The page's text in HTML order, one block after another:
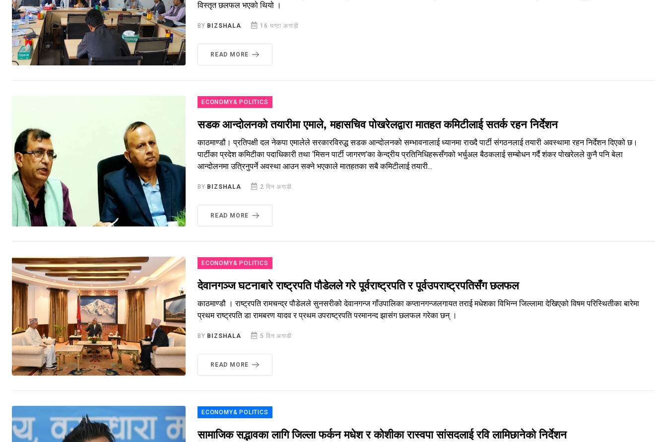
विस्तृत छलफल भएको थियो ।
BY BIZSHALA 16 घण्टा अगाडी
READ MORE
ECONOMY& POLITICS
सडक आन्दोलनको तयारीमा एमाले, महासचिव पोखरेलद्वारा मातहत कमिटीलाई सतर्क रहन निर्देशन
काठमाण्डौ। प्रतिपक्षी दल नेकपा एमालेले सरकारविरुद्ध सडक आन्दोलनको सम्भावनालाई ध्यानमा राख्दै पार्टी संगठनलाई तयारी अवस्थामा रहन निर्देशन दिएको छ।
पार्टीका प्रदेश कमिटीका पदाधिकारी तथा ‘मिसन पार्टी जागरण’का केन्द्रीय प्रतिनिधिहरूसँगको भर्चुअल बैठकलाई सम्बोधन गर्दै शंकर पोखरेलले कुनै पनि बेला
आन्दोलनमा उत्रिनुपर्ने अवस्था आउन सक्ने भएकाले मातहतका सबै कमिटीलाई तयारी...
BY BIZSHALA 2 दिन अगाडी
READ MORE
ECONOMY& POLITICS
देवानगञ्ज घटनाबारे राष्ट्रपति पौडेलले गरे पूर्वराष्ट्रपति र पूर्वउपराष्ट्रपतिसँग छलफल
काठमाण्डौ । राष्ट्रपति रामचन्द्र पौडेलले सुनसरीको देवानगन्ज गाँउपालिका कप्तानगन्जलगायत तराई मधेशका विभिन्न जिल्लामा देखिएको विषम परिस्थितीका बारेमा
प्रथम राष्ट्रपति डा रामबरण यादव र प्रथम उपराष्ट्रपति परमानन्द झासंग छलफल गरेका छन् ।
BY BIZSHALA 5 दिन अगाडी
READ MORE
ECONOMY& POLITICS
सामाजिक सद्भावका लागि जिल्ला फर्कन मधेश र कोशीका रास्वपा सांसदलाई रवि लामिछानेको निर्देशन